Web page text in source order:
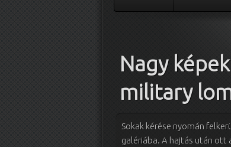
Nagy
military
Sokak kérése nyomán
galériába. A hajtás után